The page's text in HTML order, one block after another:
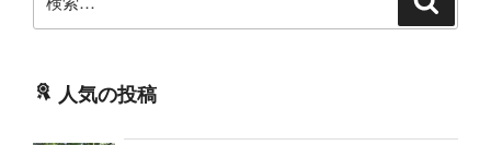
索:
人気の投稿